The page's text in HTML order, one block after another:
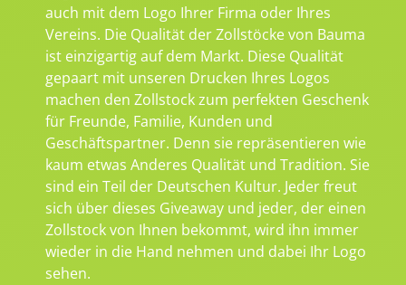
auch mit dem Logo Ihrer Firma oder Ihres
Vereins. Die Qualität der Zollstöcke von Bauma
ist einzigartig auf dem Markt. Diese Qualität
gepaart mit unseren Drucken Ihres Logos
machen den Zollstock zum perfekten Geschenk
für Freunde, Familie, Kunden und
Geschäftspartner. Denn sie repräsentieren wie
kaum etwas Anderes Qualität und Tradition. Sie
sind ein Teil der Deutschen Kultur. Jeder freut
sich über dieses Giveaway und jeder, der einen
Zollstock von Ihnen bekommt, wird ihn immer
wieder in die Hand nehmen und dabei Ihr Logo
sehen.